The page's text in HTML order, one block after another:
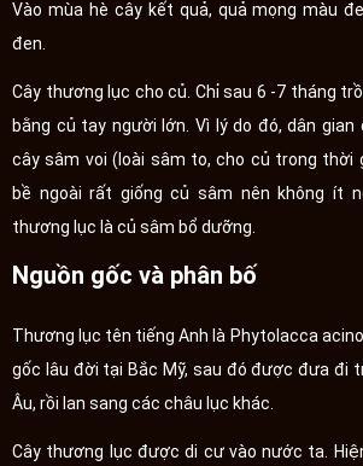
Vào mùa hè cây kết quả, quả mọng màu
đen.
Cây thương lục cho củ. Chỉ sau 6 -7 tháng
bằng củ tay người lớn. Vì lý do đó, dân
cây sâm voi (loài sâm to, cho củ trong thời
bề ngoài rất giống củ sâm nên không ít
thương lục là củ sâm bổ dưỡng.
Nguồn gốc và phân bố
Thương lục tên tiếng Anh là Phytolacca
gốc lâu đời tại Bắc Mỹ, sau đó được đưa đi
Âu, rồi lan sang các châu lục khác.
Cây thương lục được di cư vào nước ta.